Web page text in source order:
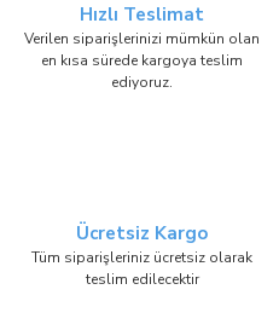
Hızlı Teslimat
Verilen siparişlerinizi mümkün olan
en kısa sürede kargoya teslim
ediyoruz.
Ücretsiz Kargo
Tüm siparişleriniz ücretsiz olarak
teslim edilecektir